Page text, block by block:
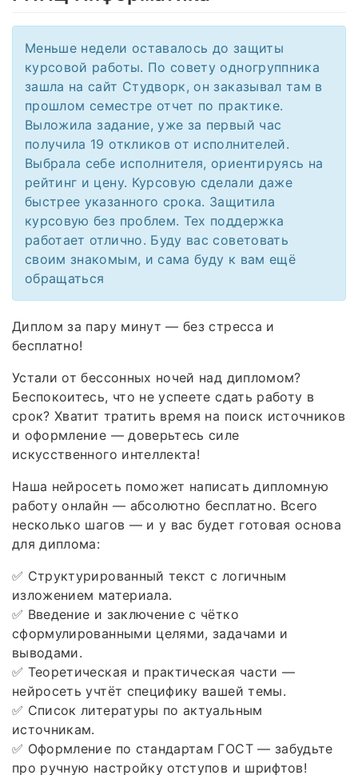
Меньше недели оставалось до защиты
курсовой работы. По совету одногруппника
зашла на сайт Студворк, он заказывал там в
прошлом семестре отчет по практике.
Выложила задание, уже за первый час
получила 19 откликов от исполнителей.
Выбрала себе исполнителя, ориентируясь на
рейтинг и цену. Курсовую сделали даже
быстрее указанного срока. Защитила
курсовую без проблем. Тех поддержка
работает отлично. Буду вас советовать
своим знакомым, и сама буду к вам ещё
обращаться
Диплом за пару минут — без стресса и
бесплатно!
Устали от бессонных ночей над дипломом?
Беспокоитесь, что не успеете сдать работу в
срок? Хватит тратить время на поиск источников
и оформление — доверьтесь силе
искусственного интеллекта!
Наша нейросеть поможет написать дипломную
работу онлайн — абсолютно бесплатно. Всего
несколько шагов — и у вас будет готовая основа
для диплома:
✅ Структурированный текст с логичным
изложением материала.
✅ Введение и заключение с чётко
сформулированными целями, задачами и
выводами.
✅ Теоретическая и практическая части —
нейросеть учтёт специфику вашей темы.
✅ Список литературы по актуальным
источникам.
✅ Оформление по стандартам ГОСТ — забудьте
про ручную настройку отступов и шрифтов!